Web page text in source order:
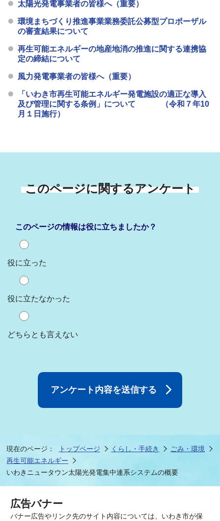
太陽光発電事業者の皆様へ（重要）
環境まちづくり推進事業業務委託公募型プロポーザル
の審査結果について
再生可能エネルギーの地産地消の推進に関する連携協
定の締結について
風力発電事業者の皆様へ（重要）
「いわき市再生可能エネルギー発電施設の適正な導入
及び管理に関する条例」について （令和７年10
月１日施行）
このページに関するアンケート
このページの情報は役に立ちましたか？
役に立った
役に立たなかった
どちらとも言えない
現在のページ： トップページ くらし・手続き
ごみ・環境
再生可能エネルギー
いわきニュータウン太陽光発電集中連系システムの概要
広告バナー
バナー広告やリンク先のサイト内容については、いわき市が保